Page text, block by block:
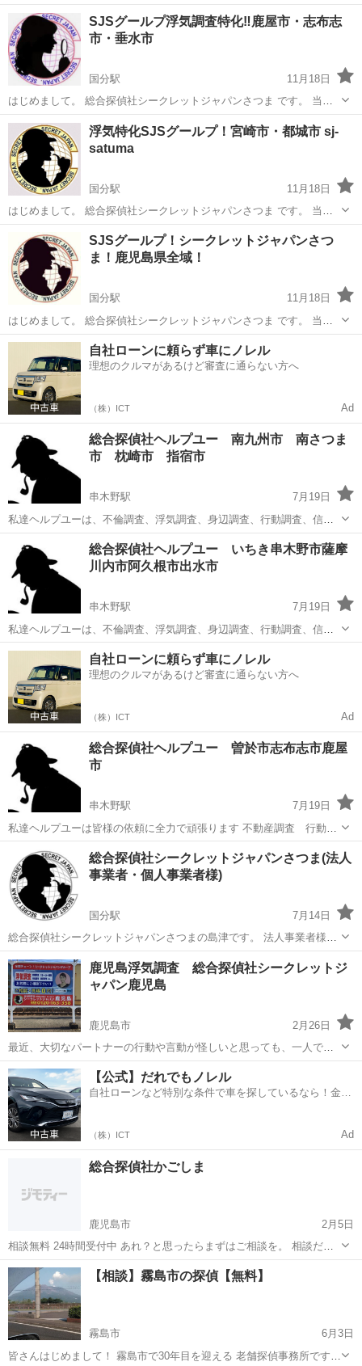
になる事を、解決します。 最短3日で、調査結果をお知らせします。
データ調査も、シークレットジャパンさつま！！ LINEでの相談も可能
です。...
鹿児島 霧島市 国分駅 探偵 シークレット
SJSグールプ浮気調査特化‼️鹿屋市・志布志
市・垂水市
国分駅
11月18日
はじめまして。 総合探偵社シークレットジャパンさつま です。 当社
は、かごしま県を中心に南九州地域にて 浮気調査に特化した調査を行
っております。 当社特徴 ①浮気調査に特化しているため経験豊富。
②24時間/2名...
鹿児島 霧島市 国分駅 探偵 無料
浮気特化SJSグールプ！宮崎市・都城市 sj-
satuma
国分駅
11月18日
はじめまして。 総合探偵社シークレットジャパンさつま です。 当社
は、かごしま県を中心に宮崎市・都城市にて 浮気調査に特化した調査
を行っております。 実績多数!! 提携弁護士によるアフター有ります。
当社特徴 ①...
鹿児島 国分駅 探偵 無料
SJSグールプ！シークレットジャパンさつ
ま！鹿児島県全域！
国分駅
11月18日
はじめまして。 総合探偵社シークレットジャパンさつま です。 当社
は、かごしま県を中心に南九州地域にて 浮気調査に特化した調査を行
②24時間/2名...
鹿児島 霧島市 国分駅 探偵 探偵事務所
自社ローンに頼らず車にノレル
理想のクルマがあるけど審査に通らない方へ
（株）ICT Ad
総合探偵社ヘルプユー 南九州市 南さつま
市 枕崎市 指宿市
串木野駅
7月19日
私達ヘルプユーは、不倫調査、浮気調査、身辺調査、行動調査、信用
調査、その他調査を得意としております。 鹿児島から九州管内依頼調
査いたします。 また依頼調査あれば、全国調査可能です。 例鹿児島県
の場合 調査員2名1...
いちき串木野市 串木野駅 探偵社
総合探偵社ヘルプユー いちき串木野市薩摩
川内市阿久根市出水市
串木野駅
7月19日
私達ヘルプユーは、不倫調査、浮気調査、身辺調査、行動調査、信用
調査、を得意としております。 鹿児島から九州管内依頼調査いたしま
円 機材...
鹿児島 いちき串木野市 串木野駅
自社ローンに頼らず車にノレル
理想のクルマがあるけど審査に通らない方へ
（株）ICT Ad
総合探偵社ヘルプユー 曽於市志布志市鹿屋
市
串木野駅
7月19日
私達ヘルプユーは皆様の依頼に全力で頑張ります 不動産調査 行動調
査 信用調査 身辺調査 犯罪調査 その他調査 調査員2名1日12時間
稼働10万円 機材費 車輌代 その他調査にかかる経費別途加算されま
す。 御了承くださいね！
鹿児島 いちき串木野市 串木野駅 探偵
総合探偵社シークレットジャパンさつま(法人
事業者・個人事業者様)
国分駅
7月14日
総合探偵社シークレットジャパンさつまの島津です。 法人事業者様・
個人事業者様向けのサービスです。 ●社内でのトラブル・社員どうし
の不倫・アルバイト 禁止なのにアルバイトしている。等！ ●従業員の
行動が…変？ ず...
鹿児島 霧島市 国分駅 探偵 シークレット
鹿児島浮気調査 総合探偵社シークレットジ
ャパン鹿児島
鹿児島市
2月26日
最近、大切なパートナーの行動や言動が怪しいと思っても、一人で悩
んでいては何の解決にもなりません。 まずはご相談下さい。何かお役
に立てるかもしれません。 総合探偵社シークレットジャパン鹿児島
は、「あなたの味方」です。 相...
鹿児島 鹿児島市 探偵 シークレット
【公式】だれでもノレル
自社ローンなど特別な条件で車を探しているなら！金利
（株）ICT Ad
総合探偵社かごしま
鹿児島市
2月5日
相談無料 24時間受付中 あれ？と思ったらまずはご相談を。 相談だけ
でも結構ですのでお気軽にご連絡ください。
鹿児島 鹿児島市 探偵 探偵社
【相談】霧島市の探偵【無料】
霧島市
6月3日
皆さんはじめまして！ 霧島市で30年目を迎える 老舗探偵事務所です。